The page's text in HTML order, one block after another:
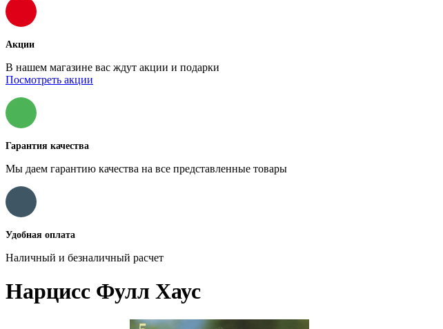
Акции
В нашем магазине вас ждут акции и подарки
Посмотреть акции
Гарантия качества
Мы даем гарантию качества на все представленные товары
Удобная оплата
Наличный и безналичный расчет
Нарцисс Фулл Хаус